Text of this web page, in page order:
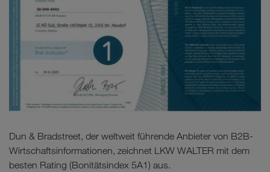
Dun & Bradstreet, der weltweit führende Anbieter von B2B-
Wirtschaftsinformationen, zeichnet LKW WALTER mit dem
besten Rating (Bonitätsindex 5A1) aus.